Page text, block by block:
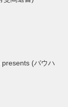
presents (バウハ